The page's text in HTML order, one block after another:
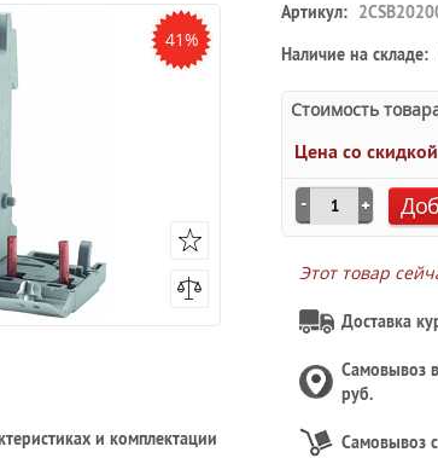
41%
и комплектации
Артикул:
Наличие на складе:
Стоимость
Цена со
Этот товар
Доставка
Самовывоз в
руб.
Самовывоз с